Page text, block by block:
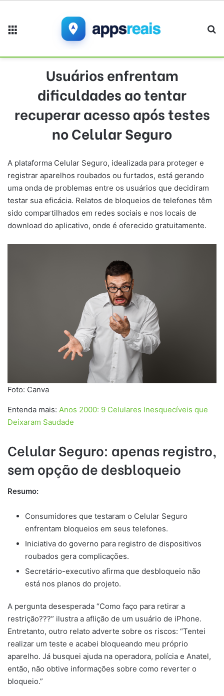
Usuários enfrentam
dificuldades ao tentar
recuperar acesso após testes
no Celular Seguro
A plataforma Celular Seguro, idealizada para proteger e
registrar aparelhos roubados ou furtados, está gerando
uma onda de problemas entre os usuários que decidiram
testar sua eficácia. Relatos de bloqueios de telefones têm
sido compartilhados em redes sociais e nos locais de
download do aplicativo, onde é oferecido gratuitamente.
Foto: Canva
Entenda mais: Anos 2000: 9 Celulares Inesquecíveis que
Deixaram Saudade
Celular Seguro: apenas registro,
sem opção de desbloqueio
Resumo:
Consumidores que testaram o Celular Seguro
enfrentam bloqueios em seus telefones.
Iniciativa do governo para registro de dispositivos
roubados gera complicações.
Secretário-executivo afirma que desbloqueio não
está nos planos do projeto.
A pergunta desesperada “Como faço para retirar a
restrição???” ilustra a aflição de um usuário de iPhone.
Entretanto, outro relato adverte sobre os riscos: “Tentei
realizar um teste e acabei bloqueando meu próprio
aparelho. Já busquei ajuda na operadora, polícia e Anatel,
então, não obtive informações sobre como reverter o
bloqueio.”